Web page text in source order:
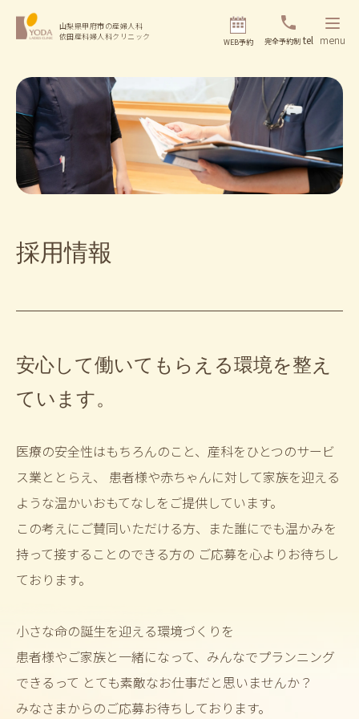
山梨県甲府市の産婦人科
依田産科婦人科クリニック
完全予約制tel
WEB予約 menu
採用情報
安心して働いてもらえる環境を整え
ています。
医療の安全性はもちろんのこと、産科をひとつのサービ
ス業ととらえ、
患者様や赤ちゃんに対して家族を迎える
ような温かいおもてなしをご提供しています。
この考えにご賛同いただける方、また誰にでも温かみを
持って接することのできる方の ご応募を心よりお待ちし
ております。
小さな命の誕生を迎える環境づくりを
患者様やご家族と一緒になって、みんなでプランニング
できるって とても素敵なお仕事だと思いませんか？
みなさまからのご応募お待ちしております。